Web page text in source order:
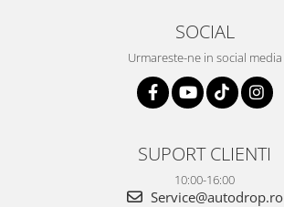
Rame adaptoare Renault
Rame adaptoare Volvo
Rame adaptoare Honda
Rame Adaptoare Porsche
SOCIAL
Urmareste-ne in social media
SUPORT CLIENTI
10:00-16:00
Service@autodrop.ro